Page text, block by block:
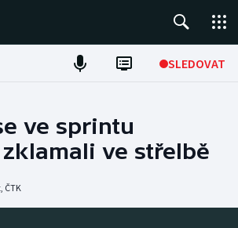
SLEDOVAT
ve sprintu
ve střelbě
, ČTK